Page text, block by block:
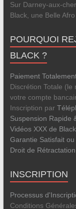
Sur Darney-aux-
Black, une Belle
POURQUOI
BLACK ?
Paiement
Discrétion Totale (le
votre compte
Inscription par
Suspension Rapide
Vidéos XXX de
Garantie Satisfait
Droit de Rétractation
INSCRIPTION
Processus
Conditions